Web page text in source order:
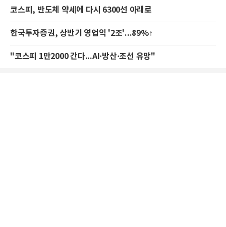
코스피, 반도체 약세에 다시 6300선 아래로
한국투자증권, 상반기 영업익 '2조'...89%↑
"코스피 1만2000 간다...AI·방산·조선 유망"